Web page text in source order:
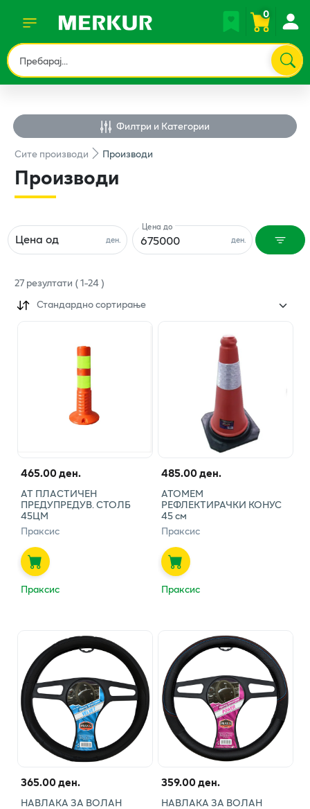
0
Филтри и Категории
Ситепроизводи Производи
Производи
ден.
Цена од ден.
Цена до
27резултати (1-24)
Стандардно сортирање
465.00 ден.
АТ ПЛАСТИЧЕН
ПРЕДУПРЕДУВ. СТОЛБ
45ЦМ
Праксис
Праксис
485.00 ден.
АТОМЕМ
РЕФЛЕКТИРАЧКИ КОНУС
45 см
Праксис
Праксис
365.00 ден.
НАВЛАКА ЗА ВОЛАН
359.00 ден.
НАВЛАКА ЗА ВОЛАН